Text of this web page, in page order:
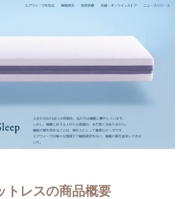
トレスの商品概要